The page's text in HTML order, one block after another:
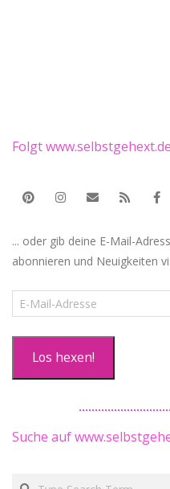
Folgt
... oder gib deine E-Mail-
abonnieren und Neuigkeiten
E-
Mail-
Los hexen!
Suche auf
Search